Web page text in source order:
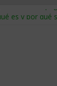
cómo
cadena de
UU.: cómo